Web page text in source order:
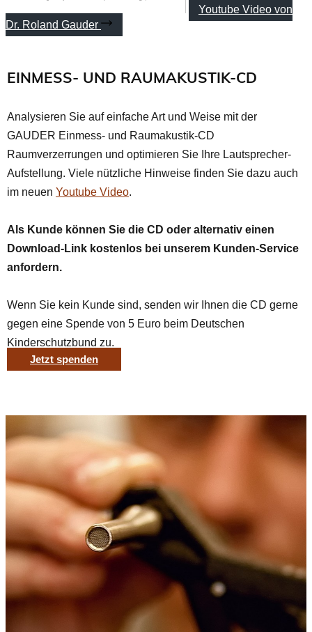
Youtube Video von
Dr. Roland Gauder
EINMESS- UND RAUMAKUSTIK-CD
Analysieren Sie auf einfache Art und Weise mit der
GAUDER Einmess- und Raumakustik-CD
Raumverzerrungen und optimieren Sie Ihre Lautsprecher-
Aufstellung. Viele nützliche Hinweise finden Sie dazu auch
im neuen Youtube Video.
Als Kunde können Sie die CD oder alternativ einen
Download-Link kostenlos bei unserem Kunden-Service
anfordern.
Wenn Sie kein Kunde sind, senden wir Ihnen die CD gerne
gegen eine Spende von 5 Euro beim Deutschen
Kinderschutzbund zu.
Jetzt spenden